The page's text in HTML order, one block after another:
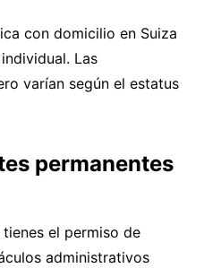
con domicilio en Suiza
Las
varían según el estatus
permanentes
el permiso de
administrativos